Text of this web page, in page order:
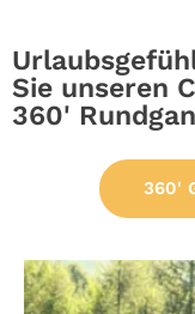
Sie unseren
360'
360'